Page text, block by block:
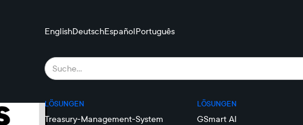
EnglishDeutschEspañolPortuguês
LÖSUNGEN
Treasury-Management-System
LÖSUNGEN
GSmart AI